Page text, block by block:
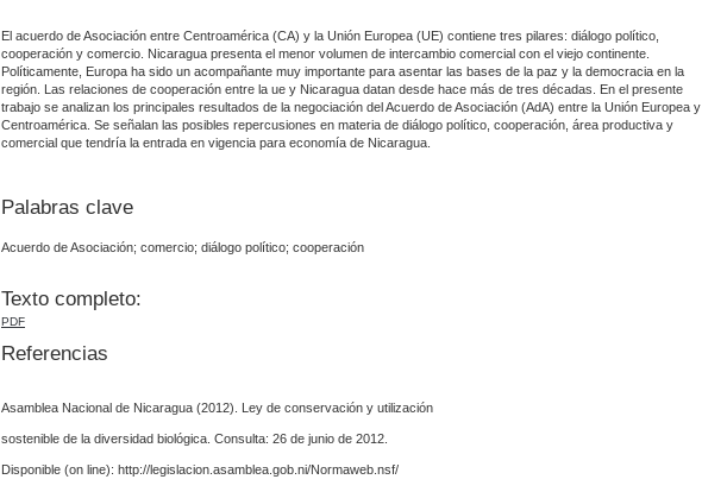
El acuerdo de Asociación entre Centroamérica (CA) y la Unión Europea (UE) contiene tres pilares: diálogo político,
cooperación y comercio. Nicaragua presenta el menor volumen de intercambio comercial con el viejo continente.
Políticamente, Europa ha sido un acompañante muy importante para asentar las bases de la paz y la democracia en la
región. Las relaciones de cooperación entre la ue y Nicaragua datan desde hace más de tres décadas. En el presente
trabajo se analizan los principales resultados de la negociación del Acuerdo de Asociación (AdA) entre la Unión Europea y
Centroamérica. Se señalan las posibles repercusiones en materia de diálogo político, cooperación, área productiva y
comercial que tendría la entrada en vigencia para economía de Nicaragua.
Palabras clave
Acuerdo de Asociación; comercio; diálogo político; cooperación
Texto completo:
PDF
Referencias
Asamblea Nacional de Nicaragua (2012). Ley de conservación y utilización
sostenible de la diversidad biológica. Consulta: 26 de junio de 2012.
Disponible (on line): http://legislacion.asamblea.gob.ni/Normaweb.nsf/